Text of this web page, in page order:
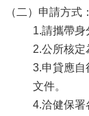
（二）申請方式：
1.請攜帶身
2.公所核定
3.申貸應自
文件。
4.洽健保署